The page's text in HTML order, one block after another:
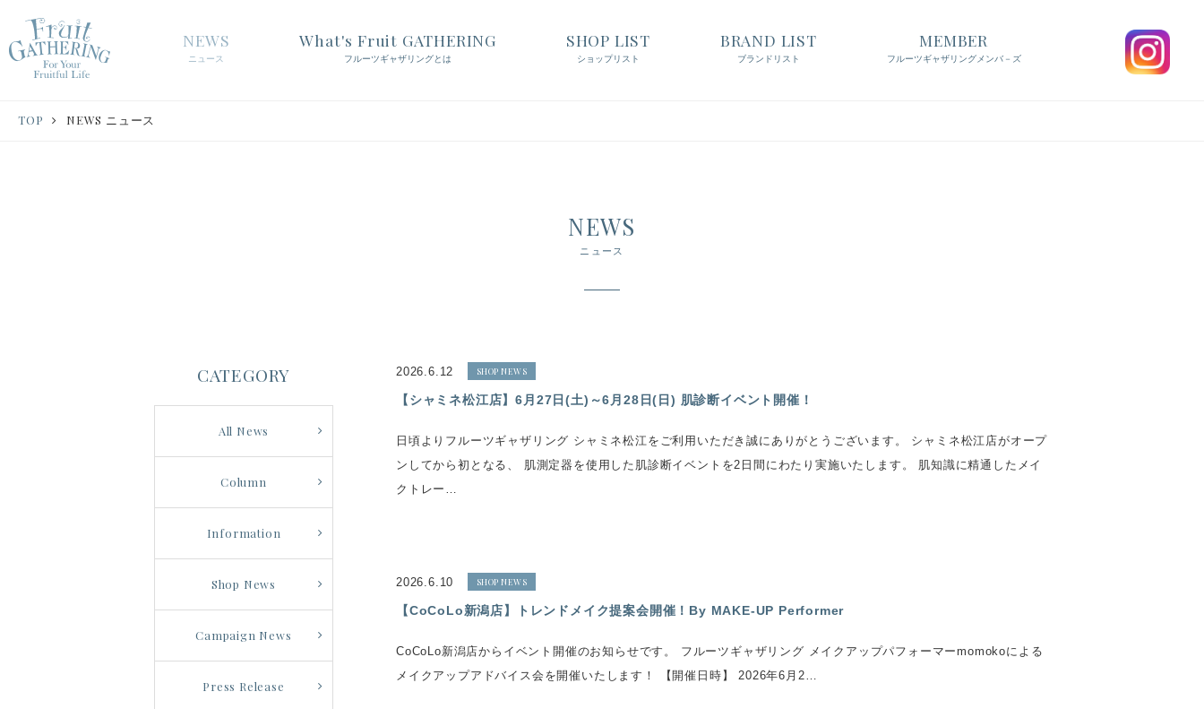
NEWS
ニュース
What's Fruit GATHERING
フルーツギャザリングとは
SHOP LIST
ショップリスト
BRAND LIST
ブランドリスト
MEMBER
フルーツギャザリングメンバ－ズ
TOP NEWS ニュース
NEWS
ニュース
2026.6.12 SHOP NEWS
【シャミネ松江店】6月27日(土)～6月28日(日) 肌診断イベント開催！
日頃よりフルーツギャザリング シャミネ松江をご利用いただき誠にありがとうございます。 シャミネ松江店がオープ
ンしてから初となる、 肌測定器を使用した肌診断イベントを2日間にわたり実施いたします。 肌知識に精通したメイ
クトレー…
2026.6.10 SHOP NEWS
【CoCoLo新潟店】トレンドメイク提案会開催！By MAKE-UP Performer
CoCoLo新潟店からイベント開催のお知らせです。 フルーツギャザリング メイクアップパフォーマーmomokoによる
メイクアップアドバイス会を開催いたします！ 【開催日時】 2026年6月2…
CATEGORY
All News
Column
Information
Shop News
Campaign News
Press Release